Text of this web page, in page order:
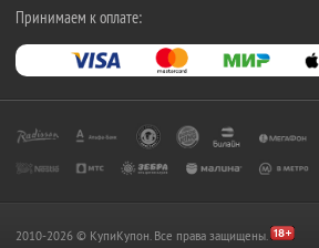
Принимаем к оплате:
2010-2026 © КупиКупон. Все права защищены.